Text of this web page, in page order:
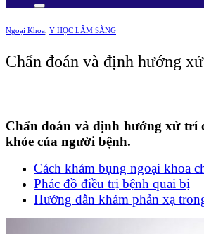
Ngoại Khoa Y HỌC LÂM SÀNG
Chẩn đoán và định hướng
Chẩn đoán và định hướng xử trí
khỏe của người bệnh.
Cách khám bụng ngoại khoa
Phác đồ điều trị bệnh quai bị
Hướng dẫn khám phản xạ